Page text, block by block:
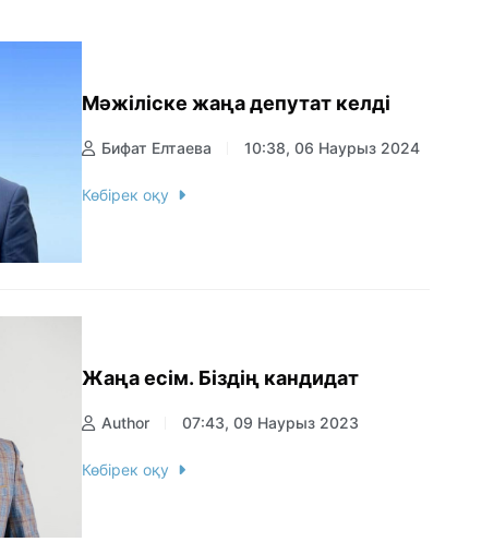
Мәжіліске жаңа депутат келді
Бифат Елтаева 10:38, 06 Наурыз 2024
Көбірек оқу
Жаңа есім. Біздің кандидат
Author 07:43, 09 Наурыз 2023
Көбірек оқу